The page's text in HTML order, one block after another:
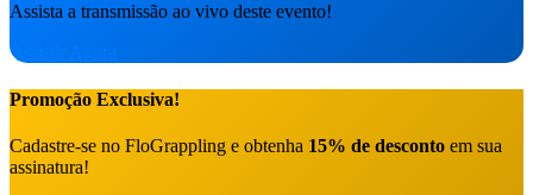
Assista a transmissão ao vivo deste evento!
Assistir Agora
Promoção Exclusiva!
Cadastre-se no FloGrappling e obtenha 15% de desconto em sua
assinatura!